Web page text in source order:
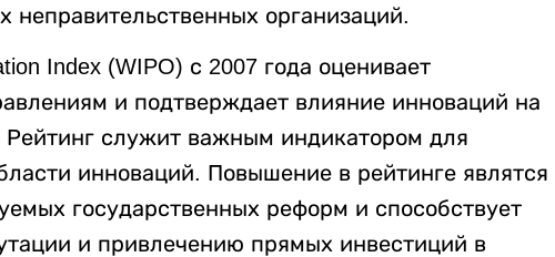
неправительственных организаций.
Index (WIPO) с 2007 года оценивает
и подтверждает влияние инноваций на
Рейтинг служит важным индикатором для
инноваций. Повышение в рейтинге являтся
государственных реформ и способствует
и привлечению прямых инвестиций в